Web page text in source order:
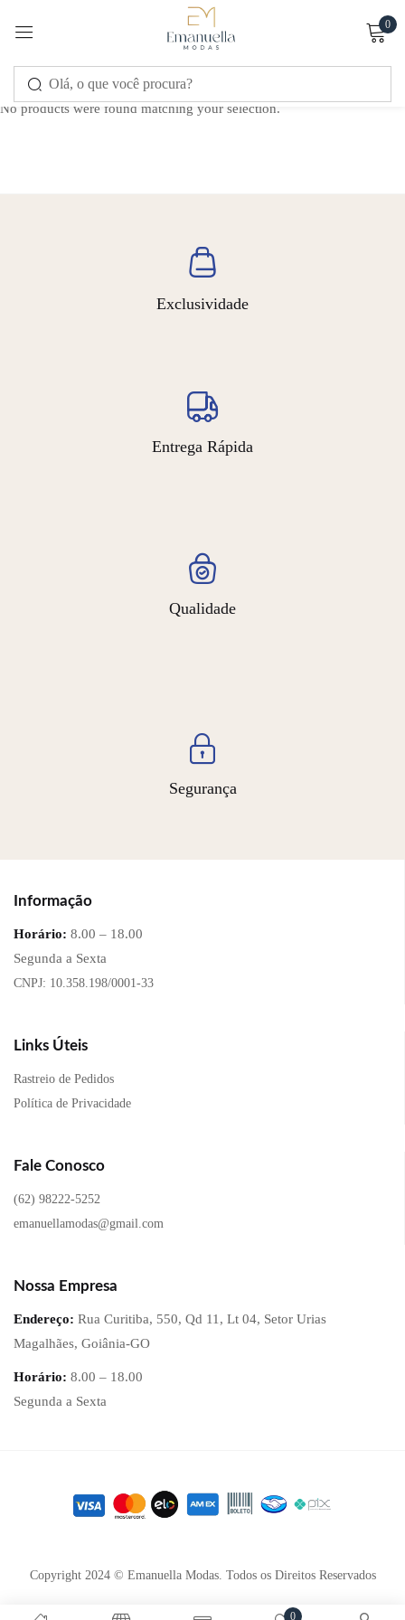
0
0
No products were found matching your selection.
Exclusividade
Entrega Rápida
Qualidade
Segurança
Informação
Horário: 8.00 – 18.00
Segunda a Sexta
CNPJ: 10.358.198/0001-33
Links Úteis
Rastreio de Pedidos
Política de Privacidade
Fale Conosco
(62) 98222-5252
emanuellamodas@gmail.com
Nossa Empresa
Endereço: Rua Curitiba, 550, Qd 11, Lt 04, Setor Urias
Magalhães, Goiânia-GO
Horário: 8.00 – 18.00
Segunda a Sexta
Copyright 2024 © Emanuella Modas. Todos os Direitos Reservados
Sign in
LOG IN